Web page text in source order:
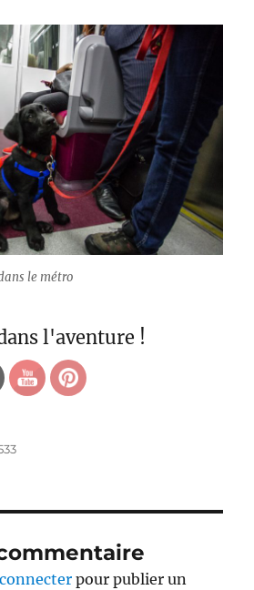
le métro
l'aventure !
pour publier un